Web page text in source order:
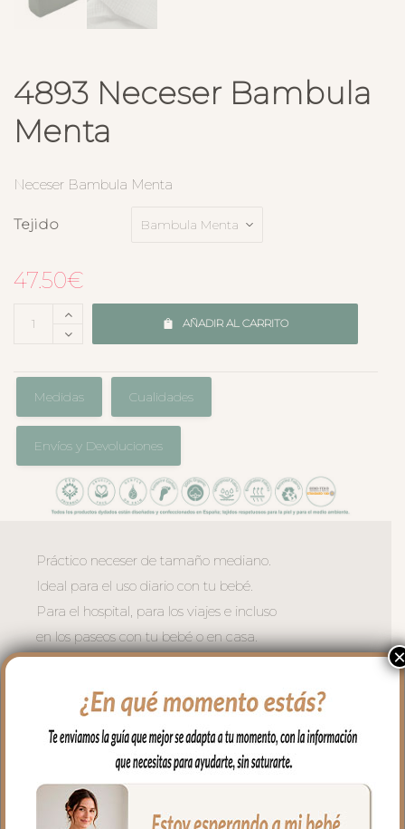
4893 Neceser Bambula
Menta
Neceser Bambula Menta
Tejido
47.50€
AÑADIR AL CARRITO
Medidas Cualidades
Envíos y Devoluciones
Práctico neceser de tamaño mediano.
Ideal para el uso diario con tu bebé.
Para el hospital, para los viajes e incluso
en los paseos con tu bebé o en casa.
El exterior en tejido bambula de algodón.
impermeable; muy fácil de limpiar por
dentro con paño húmedo y cuando
necesites puedes lavar en lavadora
siempre agua fría jabones no abrasivos y
secado al natural.
×